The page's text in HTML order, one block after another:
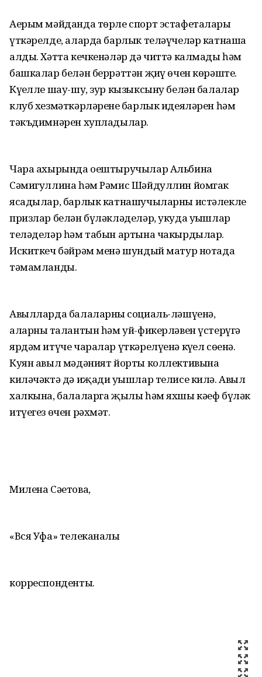
Аерым мәйданда төрле спорт эстафеталары
үткәрелде, аларда барлык теләүчеләр катнаша
алды. Хәтта кечкенәләр дә читтә калмады һәм
башкалар белән беррәттән җиңү өчен көрәште.
Күңелле шау-шу, зур кызыксыну белән балалар
клуб хезмәткәрләренең барлык идеяләрен һәм
тәкъдимнәрен хупладылар.
Чара ахырында оештыручылар Альбина
Сәмигуллина һәм Рәмис Шәйдуллин йомгак
ясадылар, барлык катнашучыларны истәлекле
призлар белән бүләкләделәр, укуда уңышлар
теләделәр һәм табын артына чакырдылар.
Искиткеч бәйрәм менә шундый матур нотада
тәмамланды.
Авылларда балаларның социаль-ләшүенә,
аларның талантын һәм уй-фикерләвен үстерүгә
ярдәм итүче чаралар үткәрелүенә күңел сөенә.
Куян авыл мәдәният йорты коллективына
киләчәктә дә иҗади уңышлар телисе килә. Авыл
халкына, балаларга җылы һәм яхшы кәеф бүләк
итүегез өчен рәхмәт.
Милена Сәетова,
«Вся Уфа» телеканалы
корреспонденты.